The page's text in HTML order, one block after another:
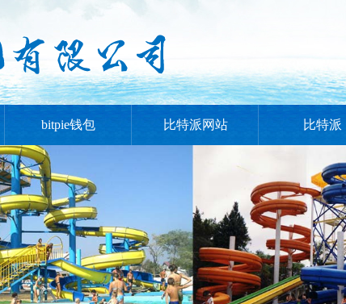
bitpie钱包 比特派网站 比特派